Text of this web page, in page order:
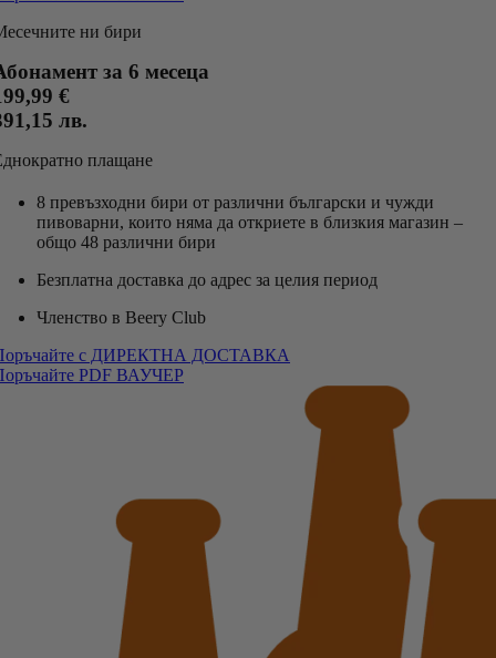
ни бири
за 6 месеца
€
лв.
плащане
8 превъзходни бири от различни български и чужди
пивоварни, които няма да откриете в близкия магазин –
общо 48 различни бири
Безплатна доставка до адрес за целия период
Членство в Beery Club
с ДИРЕКТНА ДОСТАВКА
PDF ВАУЧЕР